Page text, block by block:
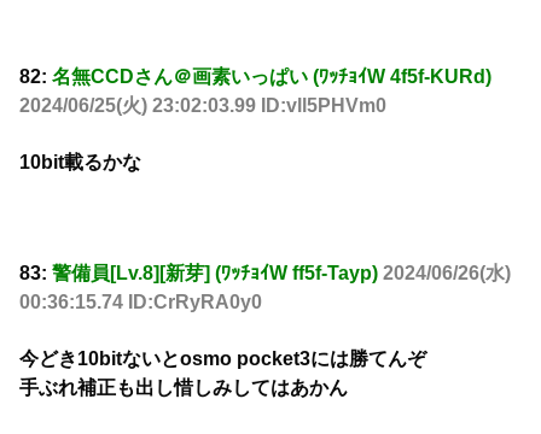
82: 名無CCDさん＠画素いっぱい (ﾜｯﾁｮｲW 4f5f-KURd)
2024/06/25(火) 23:02:03.99 ID:vll5PHVm0
10bit載るかな
83: 警備員[Lv.8][新芽] (ﾜｯﾁｮｲW ff5f-Tayp) 2024/06/26(水)
00:36:15.74 ID:CrRyRA0y0
今どき10bitないとosmo pocket3には勝てんぞ
手ぶれ補正も出し惜しみしてはあかん